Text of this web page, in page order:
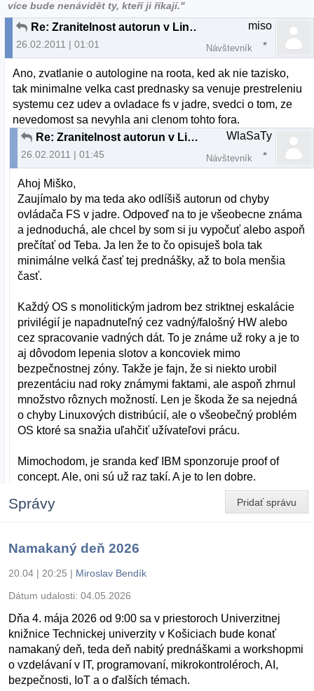
více bude nenávidět ty, kteří ji říkají."
Re: Zranitelnost autorun v Linuxe
26.02.2011 | 01:01
miso
Návštevník
Ano, zvatlanie o autologine na roota, ked ak nie tazisko,
tak minimalne velka cast prednasky sa venuje prestreleniu
systemu cez udev a ovladace fs v jadre, svedci o tom, ze
nevedomost sa nevyhla ani clenom tohto fora.
Re: Zranitelnost autorun v Linuxe
26.02.2011 | 01:45
WlaSaTy
Návštevník
Ahoj Miško,
Zaujímalo by ma teda ako odlíšiš autorun od chyby
ovládača FS v jadre. Odpoveď na to je všeobecne známa
a jednoduchá, ale chcel by som si ju vypočuť alebo aspoň
prečítať od Teba. Ja len že to čo opisuješ bola tak
minimálne velká časť tej prednášky, až to bola menšia
časť.
Každý OS s monolitickým jadrom bez striktnej eskalácie
privilégií je napadnuteľný cez vadný/falošný HW alebo
cez spracovanie vadných dát. To je známe už roky a je to
aj dôvodom lepenia slotov a koncoviek mimo
bezpečnostnej zóny. Takže je fajn, že si niekto urobil
prezentáciu nad roky známymi faktami, ale aspoň zhrnul
množstvo rôznych možností. Len je škoda že sa nejedná
o chyby Linuxových distribúcií, ale o všeobečný problém
OS ktoré sa snažia uľahčiť užívateľovi prácu.
Mimochodom, je sranda keď IBM sponzoruje proof of
concept. Ale, oni sú už raz takí. A je to len dobre.
Pridať správu
Správy
Namakaný deň 2026
20.04 | 20:25 | Miroslav Bendík
Dátum udalosti: 04.05.2026
Dňa 4. mája 2026 od 9:00 sa v priestoroch Univerzitnej
knižnice Technickej univerzity v Košiciach bude konať
namakaný deň, teda deň nabitý prednáškami a workshopmi
o vzdelávaní v IT, programovaní, mikrokontroléroch, AI,
bezpečnosti, IoT a o ďalších témach.